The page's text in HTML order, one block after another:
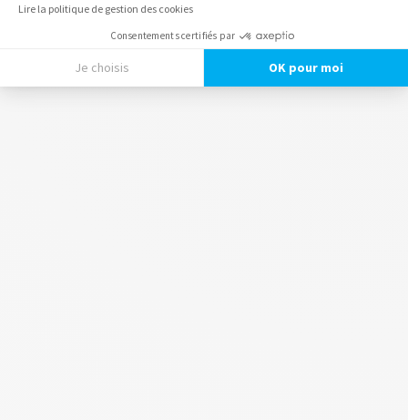
Lire la politique de gestion des cookies
Consentements certifiés par
Je choisis OK pour moi